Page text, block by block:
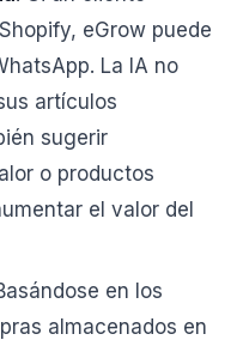
eGrow puede
La IA no
artículos
sugerir
o productos
el valor del
en los
almacenados en